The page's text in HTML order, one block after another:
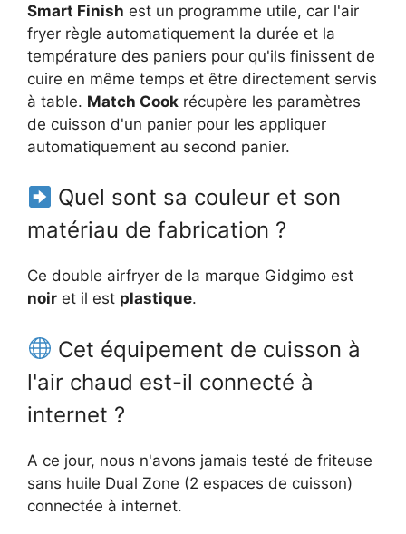
Smart Finish est un programme utile, car l'air
fryer règle automatiquement la durée et la
température des paniers pour qu'ils finissent de
cuire en même temps et être directement servis
à table. Match Cook récupère les paramètres
de cuisson d'un panier pour les appliquer
automatiquement au second panier.
Quel sont sa couleur et son
matériau de fabrication ?
Ce double airfryer de la marque Gidgimo est
noir et il est plastique.
Cet équipement de cuisson à
l'air chaud est-il connecté à
internet ?
A ce jour, nous n'avons jamais testé de friteuse
sans huile Dual Zone (2 espaces de cuisson)
connectée à internet.